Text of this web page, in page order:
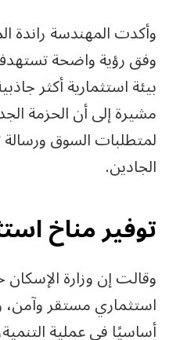
وأكدت المهندسة راندة
وفق رؤية واضحة
بيئة استثمارية أكثر
مشيرة إلى أن الحزمة
لمتطلبات السوق
الجادين.
توفير مناخ
وقالت إن وزارة
استثماري مستقر وآمن،
أساسيًا في عملية